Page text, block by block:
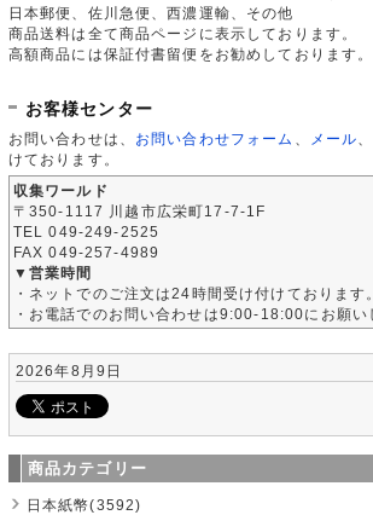
日本郵便、佐川急便、西濃運輸、その他
商品送料は全て商品ページに表示しております。
高額商品には保証付書留便をお勧めしております。
お客様センター
お問い合わせは、 お問い合わせフォーム メール
けております。
収集ワールド
〒350-1117 川越市広栄町17-7-1F
TEL 049-249-2525
FAX 049-257-4989
▼営業時間
・ネットでのご注文は24時間受け付けております
・お電話でのお問い合わせは9:00-18:00にお願い
2026年8月9日
商品カテゴリー
日本紙幣(3592)